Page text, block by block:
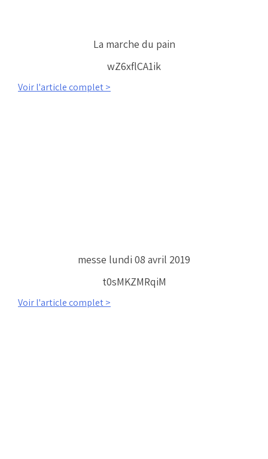
La marche du pain
wZ6xflCA1ik
Voir l'article complet >
messe lundi 08 avril 2019
t0sMKZMRqiM
Voir l'article complet >